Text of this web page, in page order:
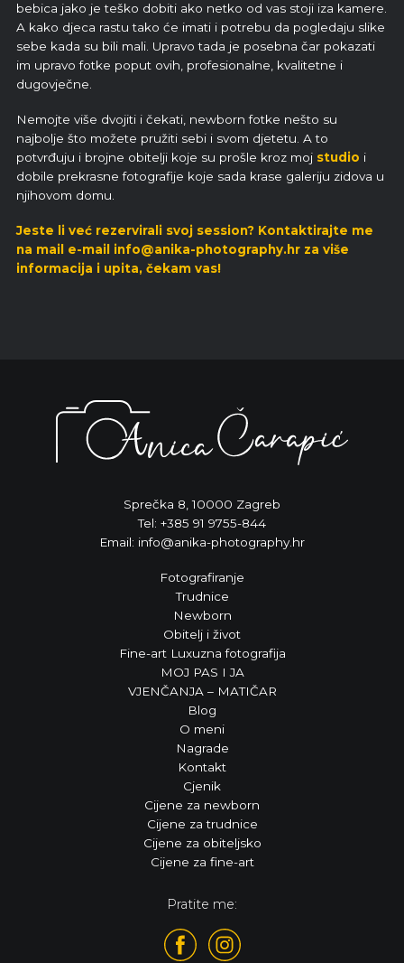
bebica jako je teško dobiti ako netko od vas stoji iza kamere.
A kako djeca rastu tako će imati i potrebu da pogledaju slike
sebe kada su bili mali. Upravo tada je posebna čar pokazati
im upravo fotke poput ovih, profesionalne, kvalitetne i
dugovječne.
Nemojte više dvojiti i čekati, newborn fotke nešto su
najbolje što možete pružiti sebi i svom djetetu. A to
potvrđuju i brojne obitelji koje su prošle kroz moj studio i
dobile prekrasne fotografije koje sada krase galeriju zidova u
njihovom domu.
Jeste li već rezervirali svoj session? Kontaktirajte me
na mail e-mail info@anika-photography.hr za više
informacija i upita, čekam vas!
Sprečka 8, 10000 Zagreb
Tel: +385 91 9755-844
Email: info@anika-photography.hr
Fotografiranje
Trudnice
Newborn
Obitelj i život
Fine-art Luxuzna fotografija
MOJ PAS I JA
VJENČANJA – MATIČAR
Blog
O meni
Nagrade
Kontakt
Cjenik
Cijene za newborn
Cijene za trudnice
Cijene za obiteljsko
Cijene za fine-art
Pratite me: